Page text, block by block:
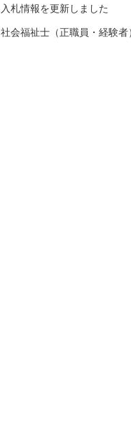
入札情報を更新しました
社会福祉士（正職員・経験